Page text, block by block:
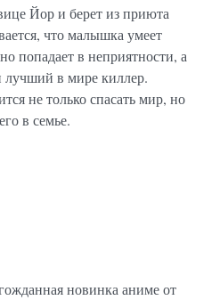
Йор и берет из приюта
что малышка умеет
попадает в неприятности, а
в мире киллер.
не только спасать мир, но
в семье.
новинка аниме от